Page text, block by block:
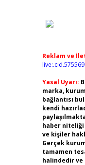
Reklam ve
Yasal Uyarı:
marka,
bağlantısı
kendi
haber niteliği
ve kişiler
Gerçek
tamamen
halindedir ve